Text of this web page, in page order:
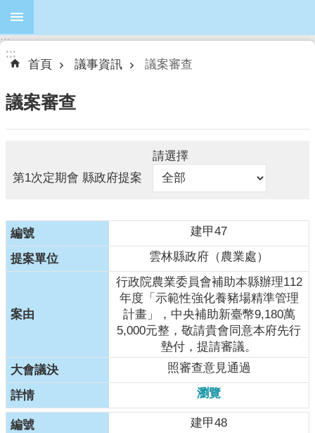
跳到主要內容區塊
階
尋
會
本
會
議
本
息
議
事
資
:::
:::
:::
首頁 議事資訊 議案審查
議案審查
第1次定期會 縣政府提案
請選擇
建甲47
雲林縣政府（農業處）
行政院農業委員會補助本縣辦理112
年度「示範性強化養豬場精準管理
計畫」，中央補助新臺幣9,180萬
5,000元整，敬請貴會同意本府先行
墊付，提請審議。
照審查意見通過
瀏覽
建甲48